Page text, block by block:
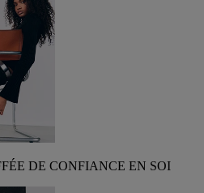
DE CONFIANCE EN SOI